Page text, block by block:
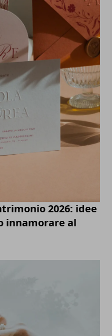
2026: idee
innamorare al